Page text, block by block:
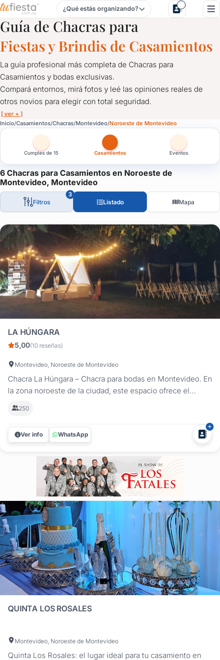
Chacras para Casamientos en Noroeste de Montevideo,
¿Qué estás organizando?
Guía de Chacras para
Fiestas y Brindis de Casamientos
La guía profesional más completa de Chacras para
Casamientos y bodas exclusivas.
Compará entornos, mirá fotos y leé las opiniones reales de
otros novios para elegir con total seguridad.
[ ver + ]
Inicio Casamientos Chacras Montevideo Noroeste de Montevideo
Cumples de 15 Casamientos Eventos
6 Chacras para Casamientos en Noroeste de
Montevideo, Montevideo
Filtros
3
Listado
Mapa
LA HÚNGARA
5,00(10 reseñas)
Montevideo, Noroeste de Montevideo
Chacra La Húngara – Chacra para bodas en Montevideo. En
la zona noroeste de la ciudad, este espacio ofrece el
ambientación cálida para vivir cada momento con total
tranquilidad. Un...
250
Ver info WhatsApp
QUINTA LOS ROSALES
Montevideo, Noroeste de Montevideo
Quinta Los Rosales: el lugar ideal para tu casamiento en
Chacras para Casamientos en Noroeste de Montevideo,
La guía profesional más completa de Chacras para
Compará entornos, mirá fotos y leé las opiniones reales de
Explorá nuestro mapa interactivo y filtrá por ubicación y sus
Armá tu "lista para cotizar", enviá una sola consulta y solicitá
Toda la organización de tu boda comienza acá, respaldada